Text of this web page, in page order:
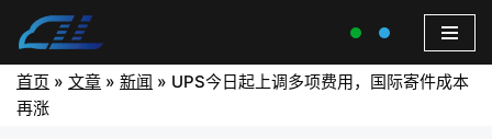
首页 » 文章 » 新闻 » UPS今日起上调多项费用，国际寄件成本
再涨